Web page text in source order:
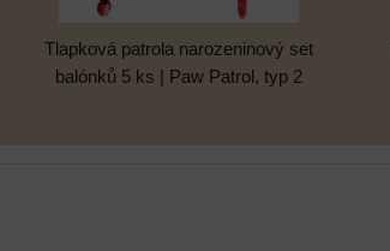
Tlapková patrola narozeninový set
balónků 5 ks | Paw Patrol, typ 2